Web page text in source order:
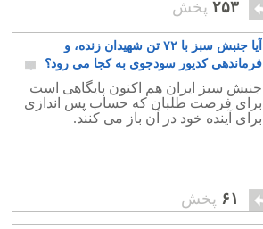
۲۵۳ پخش
آیا جنبش سبز با ۷۲ تن شهیدان زنده، و
فرماندهی کدیور سودجوی به کجا می رود؟
۱۸
جنبش سبز ایران هم اکنون پایگاهی است
برای فرصت طلبان که حساب پس اندازی
برای آینده خود در آن باز می کنند.
۶۱ پخش